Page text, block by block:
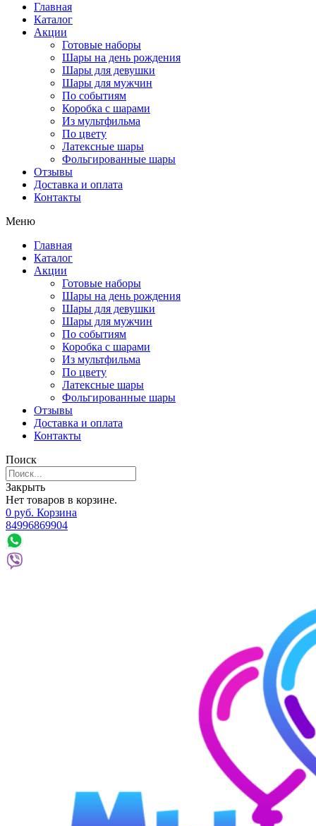
Главная
Каталог
Акции
Готовые наборы
Шары на день рождения
Шары для девушки
Шары для мужчин
По событиям
Коробка с шарами
Из мультфильма
По цвету
Латексные шары
Фольгированные шары
Отзывы
Доставка и оплата
Контакты
Меню
Главная
Каталог
Акции
Готовые наборы
Шары на день рождения
Шары для девушки
Шары для мужчин
По событиям
Коробка с шарами
Из мультфильма
По цвету
Латексные шары
Фольгированные шары
Отзывы
Доставка и оплата
Контакты
Поиск
Закрыть
Нет товаров в корзине.
0 руб. Корзина
84996869904